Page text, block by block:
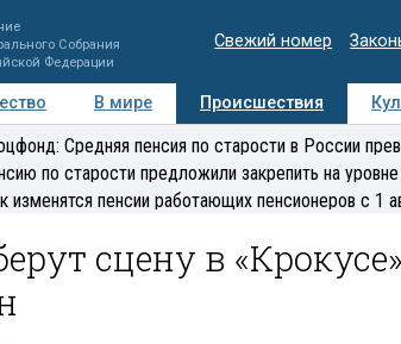
Собрания
Федерации
Свежий номер
В мире Происшествия
Регионы Медиацентр Интервью
Средняя пенсия по старости в России
по старости предложили закрепить на
изменятся пенсии работающих пенсионеров с 1
сцену в